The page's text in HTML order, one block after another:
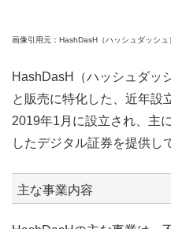
画像引用元：HashDasH（ハッシュダッシュ
HashDasH（ハッシュダッ
と販売に特化した、近年設
2019年1月に設立され、主
したデジタル証券を提供し
主な事業内容